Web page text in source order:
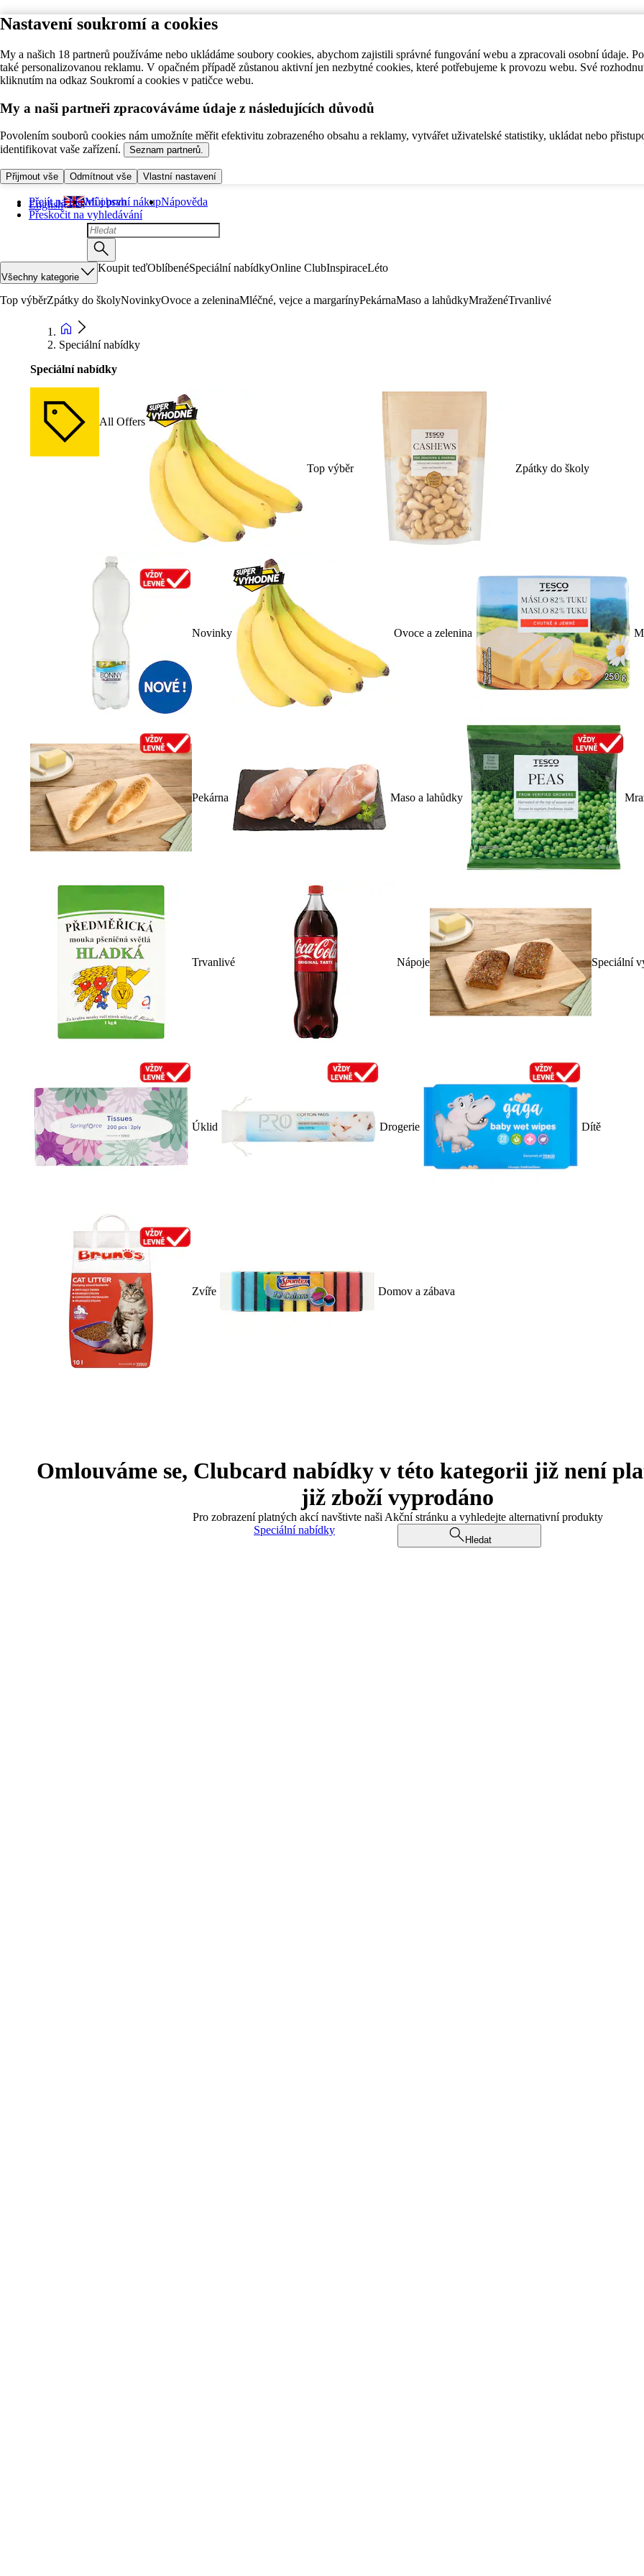
Nastavení soukromí a cookies
My a našich 18 partnerů používáme nebo ukládáme soubory cookies, abychom zajistili správné fungování webu a zpracovali osobní údaje.
také personalizovanou reklamu. V opačném případě zůstanou aktivní jen nezbytné cookies, které potřebujeme k provozu webu. Své
kliknutím na odkaz Soukromí a cookies v patičce webu.
My a naši partneři zpracováváme údaje z následujících důvodů
Povolením souborů cookies nám umožníte měřit efektivitu zobrazeného obsahu a reklamy, vytvářet uživatelské statistiky, ukládat nebo
identifikovat vaše zařízení.
Seznam partnerů.
Přijmout vše Odmítnout vše Vlastní nastavení
Přejít na hlavní obsah
Přeskočit na vyhledávání
English Můj první nákupNápověda
Všechny kategorie
Koupit teďOblíbenéSpeciální nabídkyOnline ClubInspiraceLéto
Top výběrZpátky do školyNovinkyOvoce a zeleninaMléčné, vejce a margarínyPekárnaMaso a lahůdkyMraženéTrvanlivé
Speciální nabídky
Speciální nabídky
All Offers
Top výběr Zpátky do školy
Novinky Ovoce a zelenina
Pekárna Maso a lahůdky
Trvanlivé Nápoje Speciální
Úklid Drogerie Dítě
Zvíře Domov a zábava
Omlouváme se, Clubcard nabídky v této kategorii již není
již zboží vyprodáno
Pro zobrazení platných akcí navštivte naši Akční stránku a vyhledejte alternativní produkty
Speciální nabídky
Hledat